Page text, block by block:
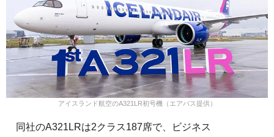
アイスランド航空のA321LR初号機（エアバス提供）
同社のA321LRは2クラス187席で、ビジネス